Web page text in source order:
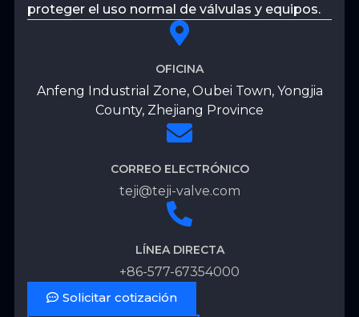
proteger el uso normal de válvulas y equipos.
OFICINA
Anfeng Industrial Zone, Oubei Town, Yongjia
County, Zhejiang Province
CORREO ELECTRÓNICO
teji@teji-valve.com
LÍNEA DIRECTA
+86-577-67354000
Solicitar cotización